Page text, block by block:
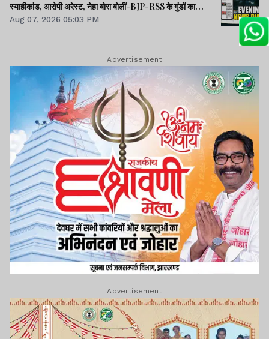
स्याहीकांड, आरोपी अरेस्ट, नेहा बोरा बोलीं-BJP-RSS के गुंडों का
काम।।आंदोलनरत छात्रों की समस्याओं को समझना चाहती सरकार:
Aug 07, 2026 05:03 PM
Advertisement
Advertisement